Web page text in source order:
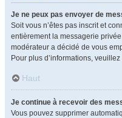
Je ne peux pas envoyer de
Soit vous n’êtes pas inscrit et
entièrement la messagerie
modérateur a décidé de vous
Pour plus d’informations,
Haut
Je continue à recevoir des
Vous pouvez supprimer